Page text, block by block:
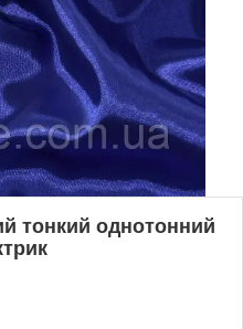
тонкий однотонний